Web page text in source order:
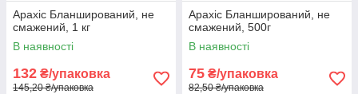
Арахіс Бланширований, не
смажений, 1 кг
В наявності
132 ₴/упаковка
145,20 ₴/упаковка
Арахіс Бланширований, не
смажений, 500г
В наявності
75 ₴/упаковка
82,50 ₴/упаковка